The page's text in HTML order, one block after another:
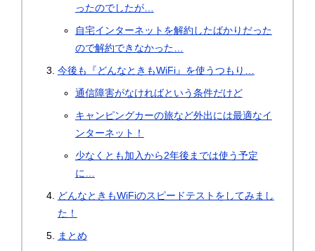
ったのでしたが…
自宅インターネットを解約したばかりだった
ので解約できなかった…
今後も『どんなときもWiFi』を使うつもり…
通信障害がなければという条件だけど
キャンピングカーの旅など外出には最適なイ
ンターネット！
少なくとも加入から2年後までは使う予定
に…
どんなときもWiFiのスピードテストをしてみまし
た！
まとめ